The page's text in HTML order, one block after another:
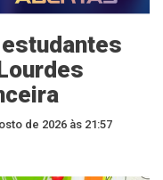
de 2026 às 21:57